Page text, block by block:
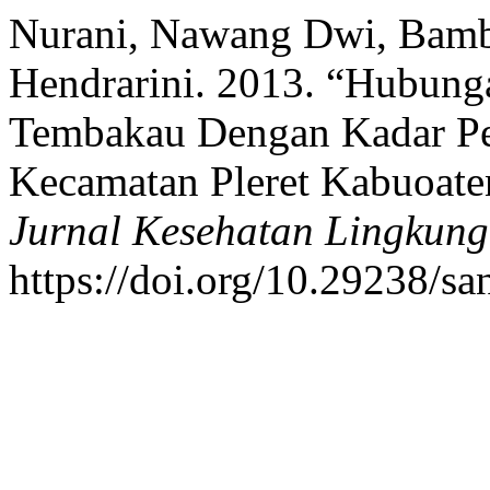
Nurani, Nawang Dwi,
Hendrarini. 2013.
Tembakau Dengan Kadar
Kecamatan Pleret
Jurnal Kesehatan
https://doi.org/10.29238/